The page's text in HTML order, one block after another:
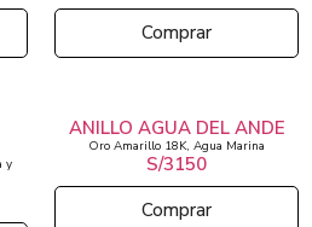
Comprar
y
ANILLO AGUA DEL ANDE
Oro Amarillo 18K, Agua Marina
S/3150
Comprar